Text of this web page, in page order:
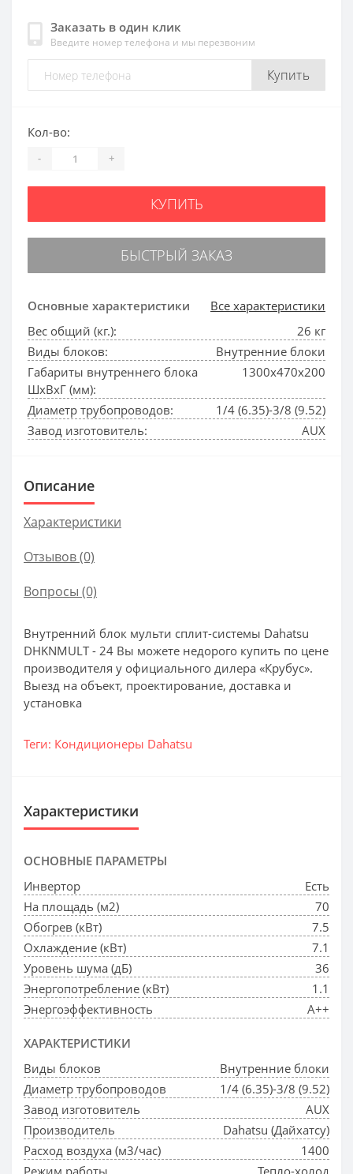
Заказать в один клик
Введите номер телефона и мы перезвоним
Купить
Основные характеристики
Все характеристики
Вес общий (кг.):
26 кг
Виды блоков:
Внутренние блоки
Габариты внутреннего блока
ШхВхГ (мм):
1300x470x200
Диаметр трубопроводов:
1/4 (6.35)-3/8 (9.52)
Завод изготовитель:
AUX
Кол-во:
- +
КУПИТЬ
БЫСТРЫЙ ЗАКАЗ
Описание
Характеристики
Отзывов (0)
Вопросы (0)
Внутренний блок мульти сплит-системы Dahatsu
DHKNMULT - 24 Вы можете недорого купить по цене
производителя у официального дилера «Крубус».
Выезд на объект, проектирование, доставка и
установка
Теги: Кондиционеры Dahatsu
Характеристики
ОСНОВНЫЕ ПАРАМЕТРЫ
Инвертор
Есть
На площадь (м2)
70
Обогрев (кВт)
7.5
Охлаждение (кВт)
7.1
Уровень шума (дБ)
36
Энергопотребление (кВт)
1.1
Энергоэффективность
A++
ХАРАКТЕРИСТИКИ
Виды блоков
Внутренние блоки
Диаметр трубопроводов
1/4 (6.35)-3/8 (9.52)
Завод изготовитель
AUX
Производитель
Dahatsu (Дайхатсу)
Расход воздуха (м3/час)
1400
Режим работы
Тепло-холод